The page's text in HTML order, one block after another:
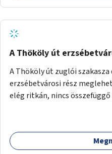
sok gyerekkel közlekedő
iskola, óvoda a környéken.
fényvisszaverős táblákkal,
ötletet.
A Thököly út
A Thököly út zuglói szakasza
erzsébetvárosi rész
elég ritkán, nincs
szükség.